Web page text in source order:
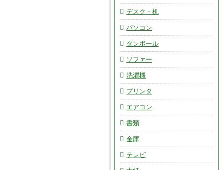
デスク・机
パソコン
ダンボール
ソファー
洗濯機
プリンタ
エアコン
書類
金庫
テレビ